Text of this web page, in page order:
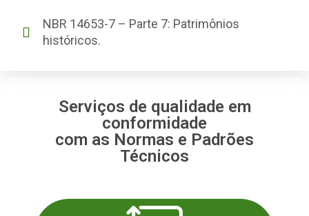
NBR 14653-7 – Parte 7: Patrimônios
históricos.
Serviços de qualidade em
conformidade
com as Normas e Padrões
Técnicos